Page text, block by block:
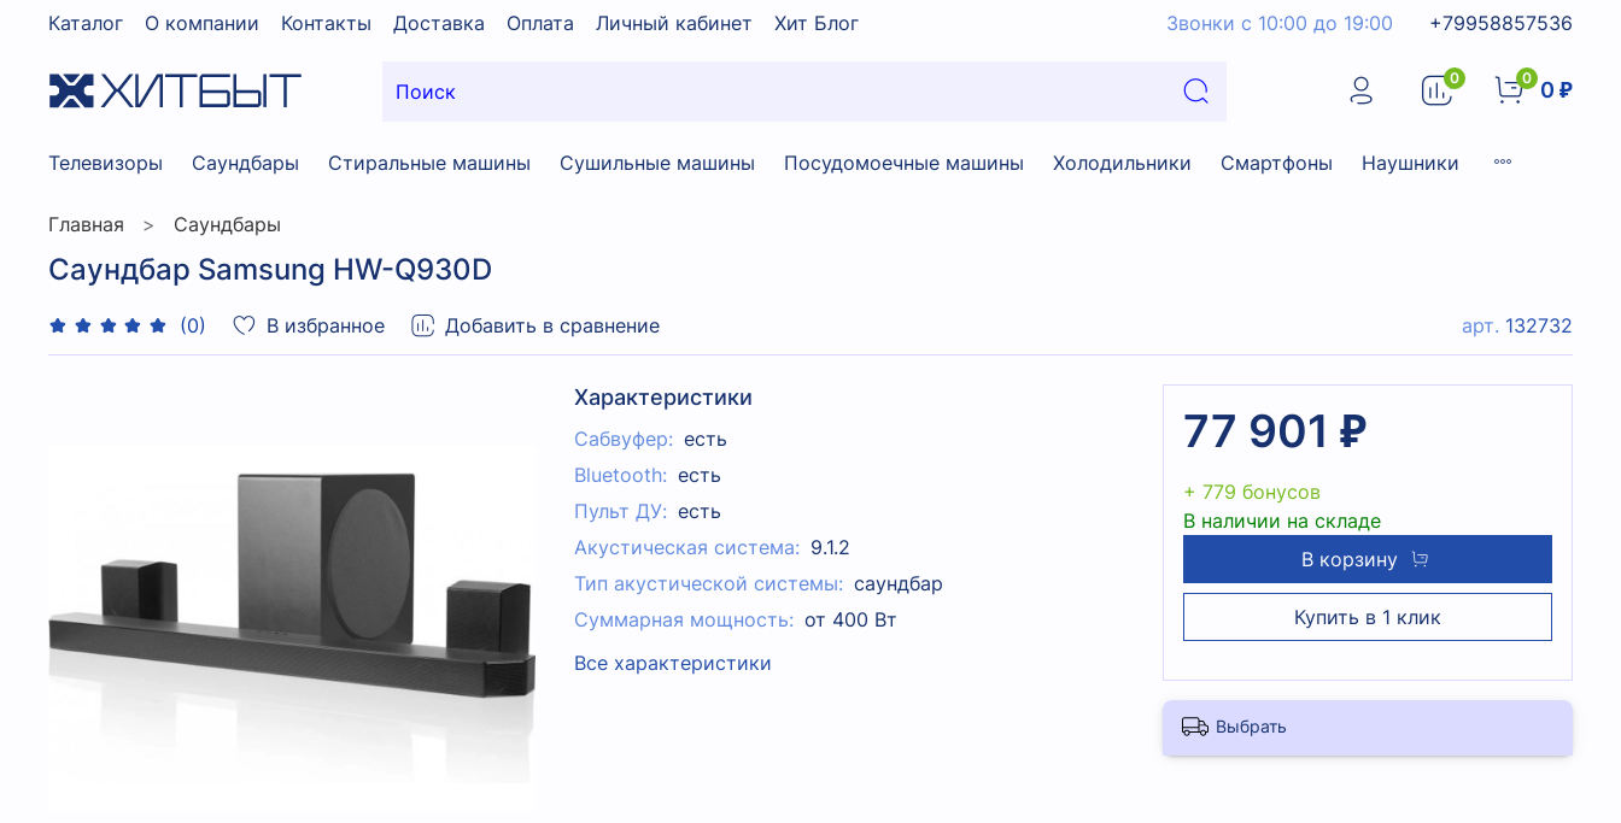
Каталог О компании Контакты Доставка Оплата Личный кабинет Хит Блог Звонки с 10:00 до 19:00 +79958857536
0 0 0 ₽
Телевизоры Саундбары Стиральные машины Сушильные машины Посудомоечные машины Холодильники Смартфоны Наушники
Главная Саундбары
Саундбар Samsung HW-Q930D
(0) В избранное Добавить в сравнение арт. 132732
Характеристики
Сабвуфер: есть
Bluetooth: есть
Пульт ДУ: есть
Акустическая система: 9.1.2
Тип акустической системы: cаундбар
Суммарная мощность: от 400 Вт
Все характеристики
77 901 ₽
+ 779 бонусов
В наличии на складе
В корзину
Купить в 1 клик
Выбрать